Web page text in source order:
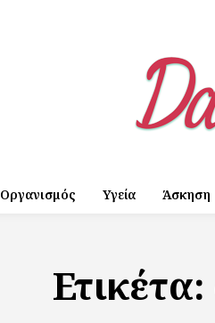
Υγεία Άσκηση
Ετικέτα: